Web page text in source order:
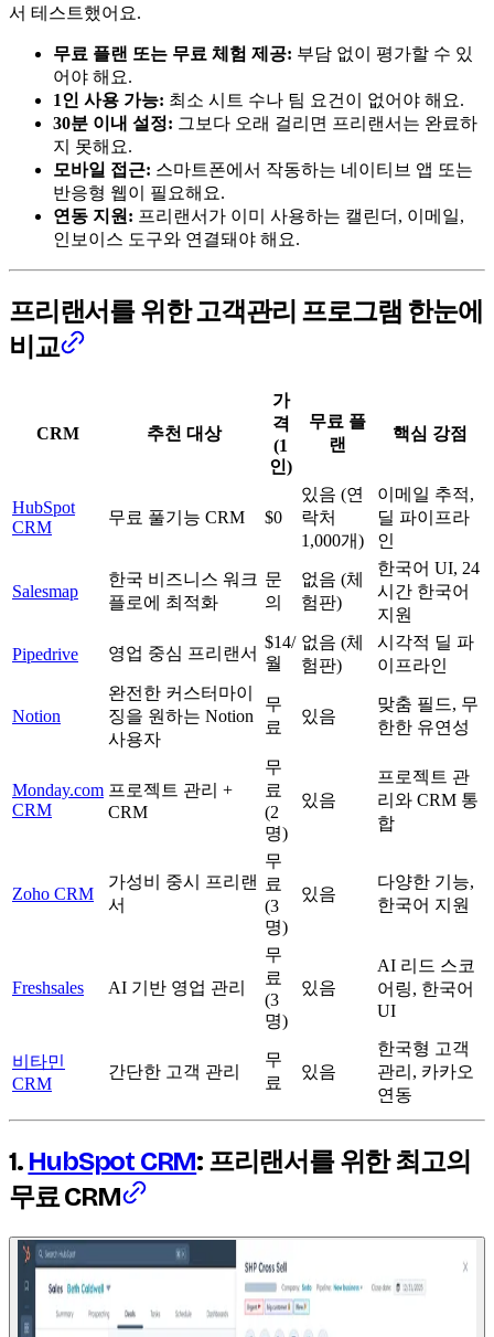
서 테스트했어요.
무료 플랜 또는 무료 체험 제공: 부담 없이 평가할 수 있
어야 해요.
1인 사용 가능: 최소 시트 수나 팀 요건이 없어야 해요.
30분 이내 설정: 그보다 오래 걸리면 프리랜서는 완료하
지 못해요.
모바일 접근: 스마트폰에서 작동하는 네이티브 앱 또는
반응형 웹이 필요해요.
연동 지원: 프리랜서가 이미 사용하는 캘린더, 이메일,
인보이스 도구와 연결돼야 해요.
프리랜서를 위한 고객관리 프로그램 한눈에
비교
CRM 추천 대상
가
격
(1
인)
무료 플
랜
핵심 강점
HubSpot
CRM
무료 풀기능 CRM $0
있음 (연
락처
1,000개)
이메일 추적,
딜 파이프라
인
Salesmap
한국 비즈니스 워크
플로에 최적화
문
의
없음 (체
험판)
한국어 UI, 24
시간 한국어
지원
Pipedrive 영업 중심 프리랜서
$14/
월
없음 (체
험판)
시각적 딜 파
이프라인
Notion
완전한 커스터마이
징을 원하는 Notion
사용자
무
료
있음
맞춤 필드, 무
한한 유연성
Monday.com
CRM
프로젝트 관리 +
CRM
무
료
(2
명)
있음
프로젝트 관
리와 CRM 통
합
Zoho CRM
가성비 중시 프리랜
서
무
료
(3
명)
있음
다양한 기능,
한국어 지원
Freshsales AI 기반 영업 관리
무
료
(3
명)
있음
AI 리드 스코
어링, 한국어
UI
비타민
CRM
간단한 고객 관리
무
료
있음
한국형 고객
관리, 카카오
연동
1. HubSpot CRM: 프리랜서를 위한 최고의
무료 CRM